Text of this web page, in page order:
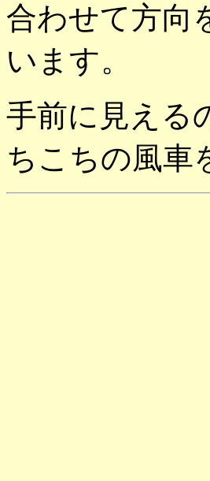
合わせて方向
います。
手前に見える
ちこちの風車